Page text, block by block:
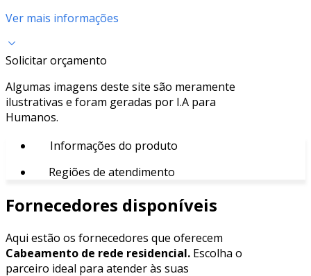
Ver mais informações
Solicitar orçamento
Algumas imagens deste site são meramente
ilustrativas e foram geradas por I.A para
Humanos.
Informações do produto
Regiões de atendimento
Fornecedores disponíveis
Aqui estão os fornecedores que oferecem
Cabeamento de rede residencial. Escolha o
parceiro ideal para atender às suas